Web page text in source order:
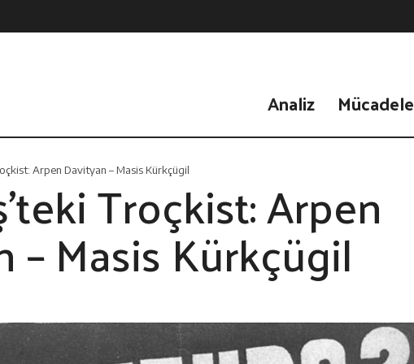
Analiz Mücadele
Arpen Davityan – Masis KürkçügilTroçkist: Arpen
– Masis Kürkçügil